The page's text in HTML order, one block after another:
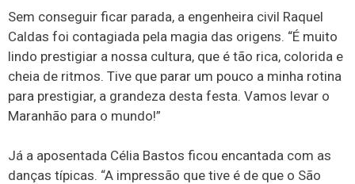
Sem conseguir ficar parada, a engenheira civil Raquel
Caldas foi contagiada pela magia das origens. “É muito
lindo prestigiar a nossa cultura, que é tão rica, colorida e
cheia de ritmos. Tive que parar um pouco a minha rotina
para prestigiar, a grandeza desta festa. Vamos levar o
Maranhão para o mundo!”
Já a aposentada Célia Bastos ficou encantada com as
danças típicas. “A impressão que tive é de que o São